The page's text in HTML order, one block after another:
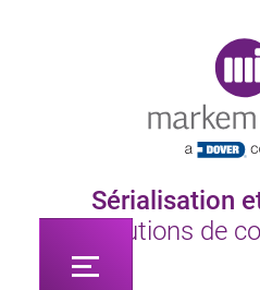
Sérialisation
Solutions de